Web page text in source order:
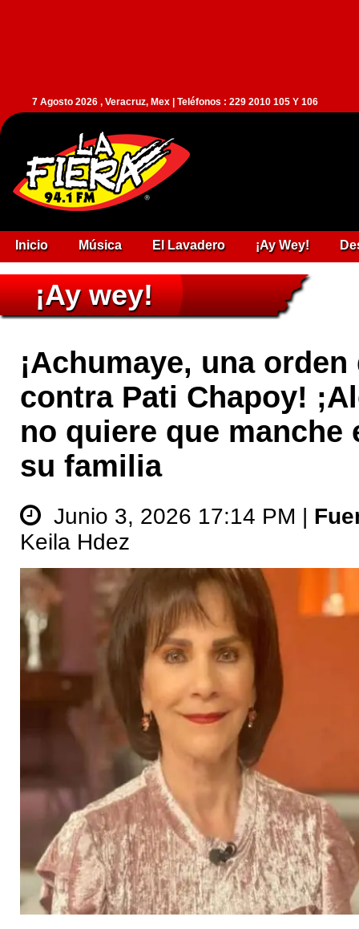
7 Agosto 2026 , Veracruz, Mex | Teléfonos : 229 2010 105 Y 106
Inicio Música El Lavadero ¡Ay Wey!
¡Ay wey!
¡Achumaye, una
contra Pati Chapoy!
no quiere que manche
su familia
Junio 3, 2026 17:14 PM |
Keila Hdez